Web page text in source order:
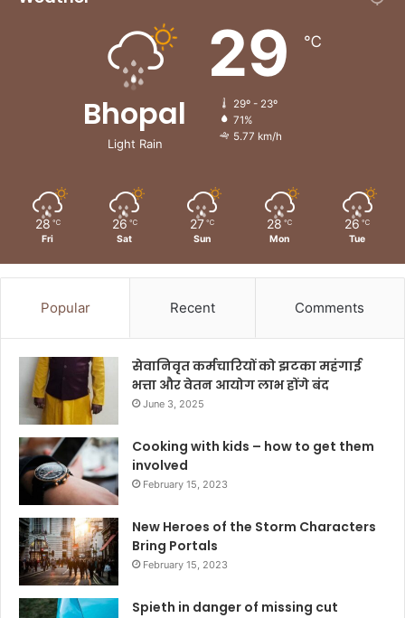
Bhopal
Light Rain
29 ℃
29º - 23º
71%
5.77 km/h
28 ℃
Fri
26 ℃
Sat
27 ℃
Sun
28 ℃
Mon
26 ℃
Tue
Popular Recent Comments
सेवानिवृत कर्मचारियों को झटका महंगाई
भत्ता और वेतन आयोग लाभ होंगे बंद
June 3, 2025
Cooking with kids – how to get them
involved
February 15, 2023
New Heroes of the Storm Characters
Bring Portals
February 15, 2023
Spieth in danger of missing cut